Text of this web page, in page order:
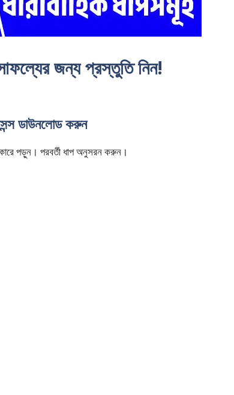
জন্য প্রস্তুতি নিন!
ডাউনলোড করুন
পড়ুন। পরবর্তী ধাপ অনুসরন করুন।